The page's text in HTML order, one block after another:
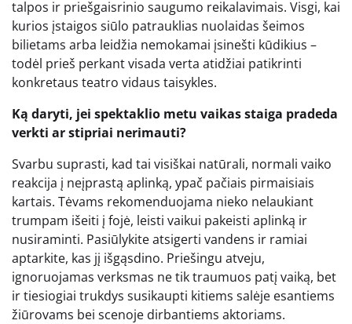
talpos ir priešgaisrinio saugumo reikalavimais. Visgi, kai
kurios įstaigos siūlo patrauklias nuolaidas šeimos
bilietams arba leidžia nemokamai įsinešti kūdikius –
todėl prieš perkant visada verta atidžiai patikrinti
konkretaus teatro vidaus taisykles.
Ką daryti, jei spektaklio metu vaikas staiga pradeda
verkti ar stipriai nerimauti?
Svarbu suprasti, kad tai visiškai natūrali, normali vaiko
reakcija į neįprastą aplinką, ypač pačiais pirmaisiais
kartais. Tėvams rekomenduojama nieko nelaukiant
trumpam išeiti į fojė, leisti vaikui pakeisti aplinką ir
nusiraminti. Pasiūlykite atsigerti vandens ir ramiai
aptarkite, kas jį išgąsdino. Priešingu atveju,
ignoruojamas verksmas ne tik traumuos patį vaiką, bet
ir tiesiogiai trukdys susikaupti kitiems salėje esantiems
žiūrovams bei scenoje dirbantiems aktoriams.